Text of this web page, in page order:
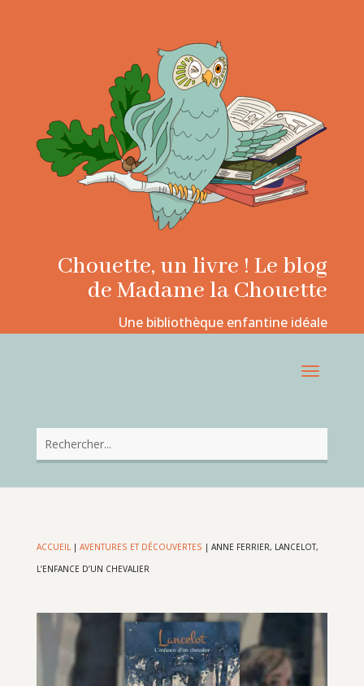
Chouette, un livre ! Le blog
de Madame la Chouette
Une bibliothèque enfantine idéale
ACCUEIL| AVENTURES ET DÉCOUVERTES | ANNE FERRIER, LANCELOT,
L’ENFANCE D’UN CHEVALIER